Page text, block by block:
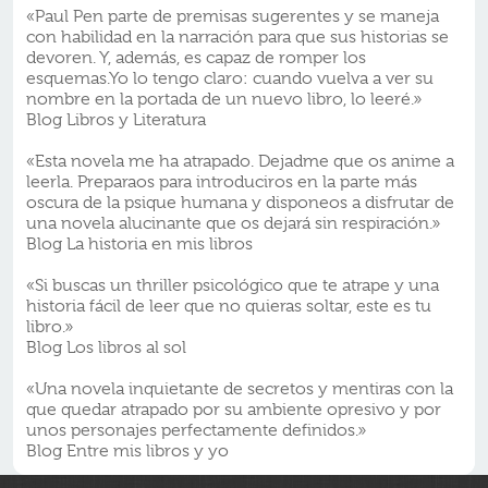
«Paul Pen parte de premisas sugerentes y se maneja
con habilidad en la narración para que sus historias se
devoren. Y, además, es capaz de romper los
esquemas.Yo lo tengo claro: cuando vuelva a ver su
nombre en la portada de un nuevo libro, lo leeré.»
Blog Libros y Literatura
«Esta novela me ha atrapado. Dejadme que os anime a
leerla. Preparaos para introduciros en la parte más
oscura de la psique humana y disponeos a disfrutar de
una novela alucinante que os dejará sin respiración.»
Blog La historia en mis libros
«Si buscas un thriller psicológico que te atrape y una
historia fácil de leer que no quieras soltar, este es tu
libro.»
Blog Los libros al sol
«Una novela inquietante de secretos y mentiras con la
que quedar atrapado por su ambiente opresivo y por
unos personajes perfectamente definidos.»
Blog Entre mis libros y yo